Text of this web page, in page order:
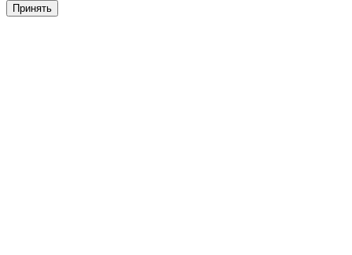
Принять